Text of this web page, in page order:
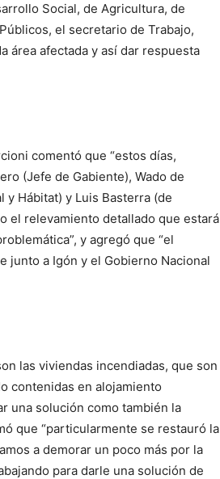
Social, de Agricultura, de
el secretario de Trabajo,
área afectada y así dar respuesta
comentó que “estos días,
(Jefe de Gabiente), Wado de
Hábitat) y Luis Basterra (de
el relevamiento detallado que estará
y agregó que “el
junto a Igón y el Gobierno Nacional
las viviendas incendiadas, que son
contenidas en alojamiento
una solución como también la
que “particularmente se restauró la
a demorar un poco más por la
para darle una solución de